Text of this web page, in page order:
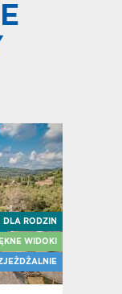
DLA RODZIN
WIDOKI